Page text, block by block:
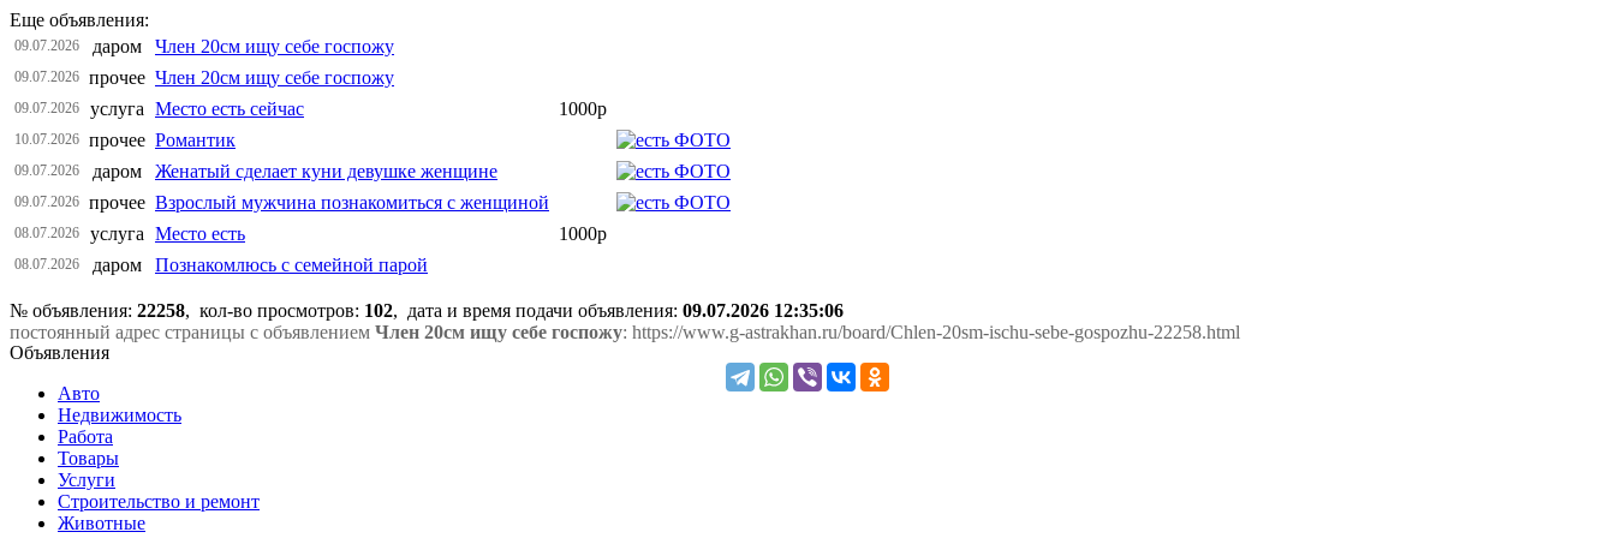
Еще объявления:
09.07.2026 даром Член 20см ищу себе госпожу
09.07.2026 прочее Член 20см ищу себе госпожу
09.07.2026 услуга Место есть сейчас 1000р
10.07.2026 прочее Романтик
09.07.2026 даром Женатый сделает куни девушке женщине
09.07.2026 прочее Взрослый мужчина познакомиться с женщиной
08.07.2026 услуга Место есть 1000р
08.07.2026 даром Познакомлюсь с семейной парой
№ объявления: 22258, кол-во просмотров: 102, дата и время подачи объявления: 09.07.2026 12:35:06
постоянный адрес страницы с объявлением Член 20см ищу себе госпожу: https://www.g-astrakhan.ru/board/Chlen-20sm-ischu-sebe-gospozhu-22258.html
Объявления
Авто
Недвижимость
Работа
Товары
Услуги
Строительство и ремонт
Животные